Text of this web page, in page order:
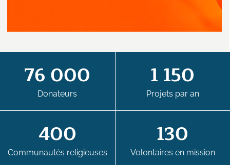
76 000
Donateurs
1 150
Projets par an
400
Communautés religieuses
130
Volontaires en mission